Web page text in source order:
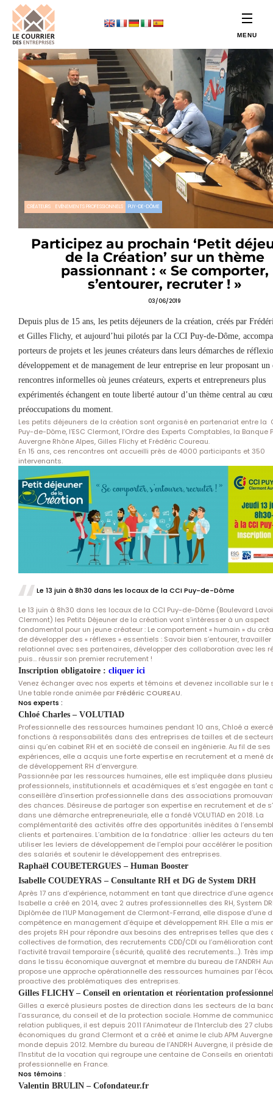
CRÉATEURS EVÉNEMENTS PROFESSIONNELS PUY-DE-DÔME
Participez au prochain ‘Petit
de la Création’ sur un thème
passionnant : « Se comporter,
s’entourer, recruter ! »
03/06/2019
Depuis plus de 15 ans, les petits déjeuners de la création, créés par
et Gilles Flichy, et aujourd’hui pilotés par la CCI Puy-de-Dôme,
porteurs de projets et les jeunes créateurs dans leurs démarches de
développement et de management de leur entreprise en leur proposant un
rencontres informelles où jeunes créateurs, experts et entrepreneurs plus
expérimentés échangent en toute liberté autour d’un thème central au
préoccupations du moment.
Les petits déjeuners de la création sont organisé en partenariat entre la
Puy-de-Dôme, l’ESC Clermont, l’Ordre des Experts Comptables, la Banque
Auvergne Rhône Alpes, Gilles Flichy et Frédéric Coureau.
En 15 ans, ces rencontres ont accueilli près de 4000 participants et 350
intervenants.
Le 13 juin à 8h30 dans les locaux de la CCI Puy-de-Dôme
Le 13 juin à 8h30 dans les locaux de la CCI Puy-de-Dôme (Boulevard
Clermont) les Petits Déjeuner de la création vont s’intéresser à un aspect
fondamental pour un jeune créateur : Le comportement « humain » du
de développer des « réflexes » essentiels : Savoir bien s’entourer,
relationnel avec ses partenaires, développer des collaboration avec les
puis… réussir son premier recrutement !
Inscription obligatoire : cliquer ici
Venez échanger avec nos experts et témoins et devenez incollable sur le
Une table ronde animée parFrédéric COUREAU.
Nos experts :
Chloé Charles – VOLUTIAD
Professionnelle des ressources humaines pendant 10 ans, Chloé a
fonctions à responsabilités dans des entreprises de tailles et de
ainsi qu’en cabinet RH et en société de conseil en ingénierie. Au fil de ses
expériences, elle a acquis une forte expertise en recrutement et a mené
de développement RH d’envergure.
Passionnée par les ressources humaines, elle est impliquée dans
professionnels, institutionnels et académiques et s’est engagée en tant
conseillère d’insertion professionnelle dans des associations
des chances. Désireuse de partager son expertise en recrutement et de
dans une démarche entrepreneuriale, elle a fondé VOLUTIAD en 2018. La
complémentarité des activités offre des opportunités inédites à
clients et partenaires. L’ambition de la fondatrice : allier les acteurs du
utiliser les leviers de développement de l’emploi pour accélérer le
des salariés et soutenir le développement des entreprises.
Raphaël COUBETERGUES – Human Booster
Isabelle COUDEYRAS – Consultante RH et DG de System DRH
Après 17 ans d’expérience, notamment en tant que directrice d’une
Isabelle a créé en 2014, avec 2 autres professionnelles des RH, System
Diplômée de l’IUP Management de Clermont-Ferrand, elle dispose d’une
compétence en management d’équipe et développement RH. Elle a mis
des projets RH pour répondre aux besoins des entreprises telles que des
collectives de formation, des recrutements CDD/CDI ou l’amélioration
l’activité travail temporaire (sécurité, qualité des recrutements…). Très
dans le tissu économique auvergnat et membre du bureau de l’ANDRH
propose une approche opérationnelle des ressources humaines par
proactive des problématiques des entreprises.
Gilles FLICHY – Conseil en orientation et réorientation
Gilles a exercé plusieurs postes de direction dans les secteurs de la
l’assurance, du conseil et de la protection sociale. Homme de
relation publiques, il est depuis 2011 l’Animateur de l’Interclub des 27 clubs
économiques du grand Clermont et a créé et anime le club APM
monde depuis 2012. Membre du bureau de l’ANDRH Auvergne, il préside
l’Institut de la vocation qui regroupe une centaine de Conseils en
professionnelle en France.
Nos témoins :
Valentin BRULIN – Cofondateur.fr